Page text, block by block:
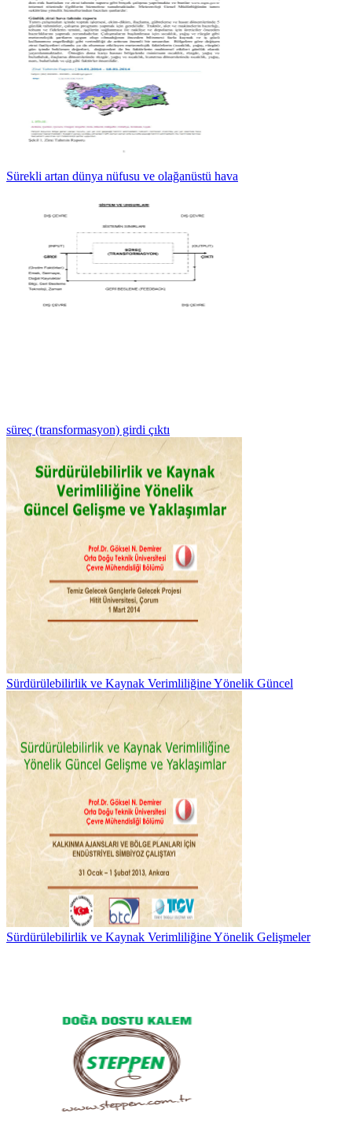
Sürekli artan dünya nüfusu ve olağanüstü hava
süreç (transformasyon) girdi çıktı
Sürdürülebilirlik ve Kaynak Verimliliğine Yönelik Güncel
Sürdürülebilirlik ve Kaynak Verimliliğine Yönelik Gelişmeler